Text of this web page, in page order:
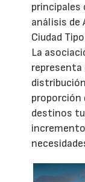
principales
análisis de
Ciudad
La
representa
proporción
destinos